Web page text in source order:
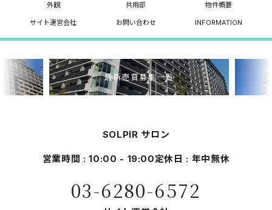
外観 共用部 物件概要
サイト運営会社 お問い合わせ INFORMATION
最新売買募集一覧
SOLPIR サロン
営業時間 : 10:00 - 19:00定休日 : 年中無休
03-6280-6572